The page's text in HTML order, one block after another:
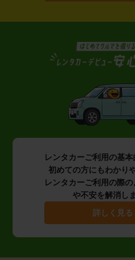
レンタカーご利用の基本
初めての方にもわかり
レンタカーご利用の際
や不安を解消し
詳しく見る